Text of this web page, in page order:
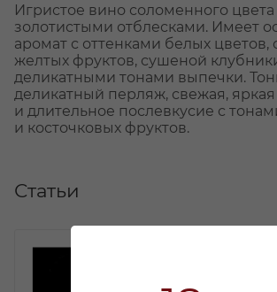
Игристое вино соломенного цвета
золотистыми отблесками. Имеет
аромат с оттенками белых цветов,
желтых фруктов, сушеной
деликатными тонами выпечки.
деликатный перляж, свежая, яркая
и длительное послевкусие с
и косточковых фруктов.
Статьи